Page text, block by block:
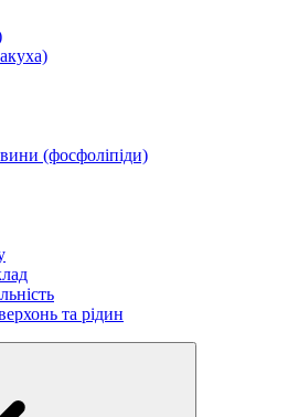
(фосфоліпіди)
та рідин